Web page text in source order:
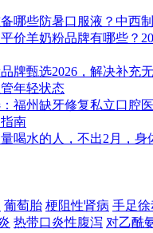
哪些防暑口服液？中西
价羊奶粉品牌有哪些？
牌甄选2026，解决补充
年轻状态
福州缺牙修复私立口腔
南
喝水的人，不出2月，身
葡萄胎 梗阻性肾病 手足徐
热带口炎性腹泻 对乙酰